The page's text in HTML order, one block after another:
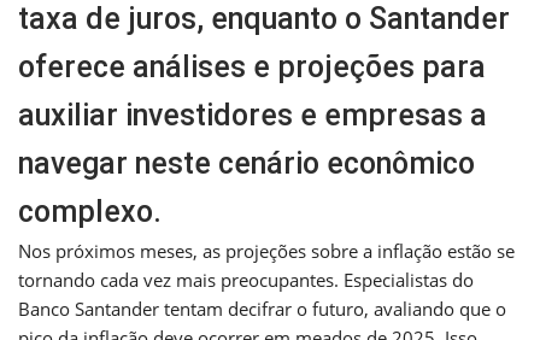
taxa de juros, enquanto o Santander
oferece análises e projeções para
auxiliar investidores e empresas a
navegar neste cenário econômico
complexo.
Nos próximos meses, as projeções sobre a inflação estão se
tornando cada vez mais preocupantes. Especialistas do
Banco Santander tentam decifrar o futuro, avaliando que o